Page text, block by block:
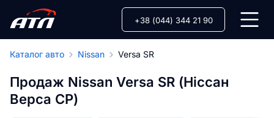
+38 (044) 344 21 90
Каталог авто Nissan Versa SR
Продаж Nissan Versa SR (Ніссан
Верса СР)